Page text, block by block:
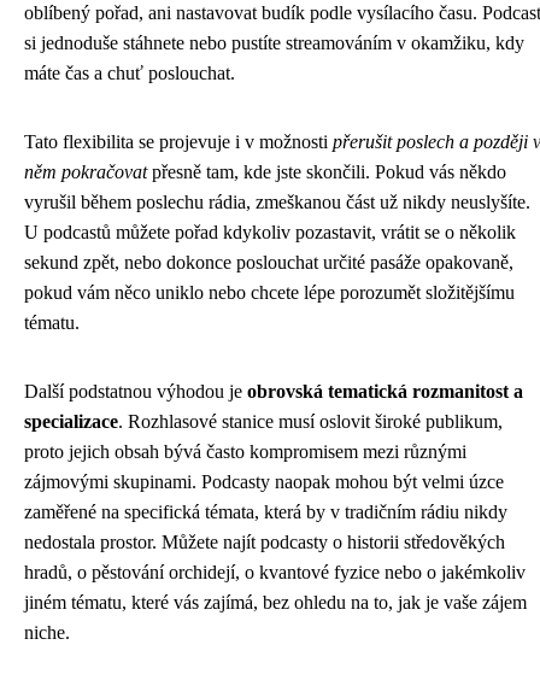
oblíbený pořad, ani nastavovat budík podle vysílacího času. Podcast
si jednoduše stáhnete nebo pustíte streamováním v okamžiku, kdy
máte čas a chuť poslouchat.
Tato flexibilita se projevuje i v možnosti přerušit poslech a později v
něm pokračovatpřesně tam, kde jste skončili. Pokud vás někdo
vyrušil během poslechu rádia, zmeškanou část už nikdy neuslyšíte.
U podcastů můžete pořad kdykoliv pozastavit, vrátit se o několik
sekund zpět, nebo dokonce poslouchat určité pasáže opakovaně,
pokud vám něco uniklo nebo chcete lépe porozumět složitějšímu
tématu.
Další podstatnou výhodou je obrovská tematická rozmanitost a
specializace. Rozhlasové stanice musí oslovit široké publikum,
proto jejich obsah bývá často kompromisem mezi různými
zájmovými skupinami. Podcasty naopak mohou být velmi úzce
zaměřené na specifická témata, která by v tradičním rádiu nikdy
nedostala prostor. Můžete najít podcasty o historii středověkých
hradů, o pěstování orchidejí, o kvantové fyzice nebo o jakémkoliv
jiném tématu, které vás zajímá, bez ohledu na to, jak je vaše zájem
niche.